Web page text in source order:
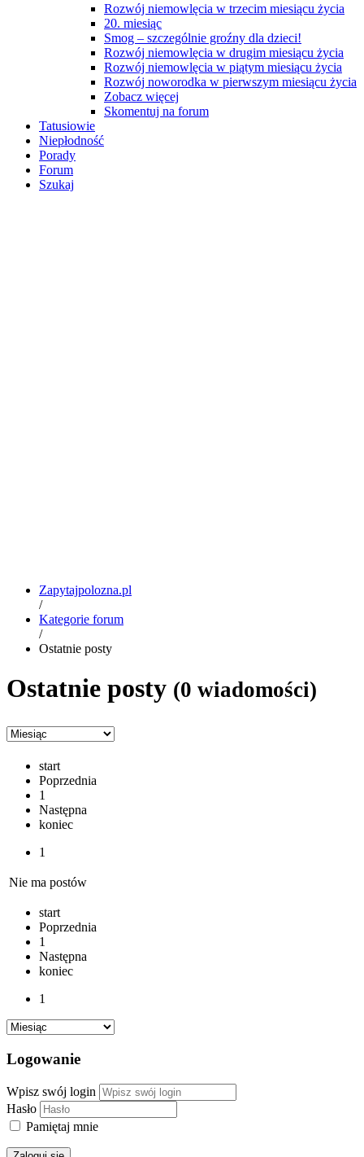
Rozwój niemowlęcia w trzecim miesiącu życia
20. miesiąc
Smog – szczególnie groźny dla dzieci!
Rozwój niemowlęcia w drugim miesiącu życia
Rozwój niemowlęcia w piątym miesiącu życia
Rozwój noworodka w pierwszym miesiącu życia
Zobacz więcej
Skomentuj na forum
Tatusiowie
Niepłodność
Porady
Forum
Szukaj
Zapytajpolozna.pl
/
Kategorie forum
/
Ostatnie posty
Ostatnie posty (0 wiadomości)
start
Poprzednia
1
Następna
koniec
1
Nie ma postów
start
Poprzednia
1
Następna
koniec
1
Logowanie
Wpisz swój login
Hasło
Pamiętaj mnie